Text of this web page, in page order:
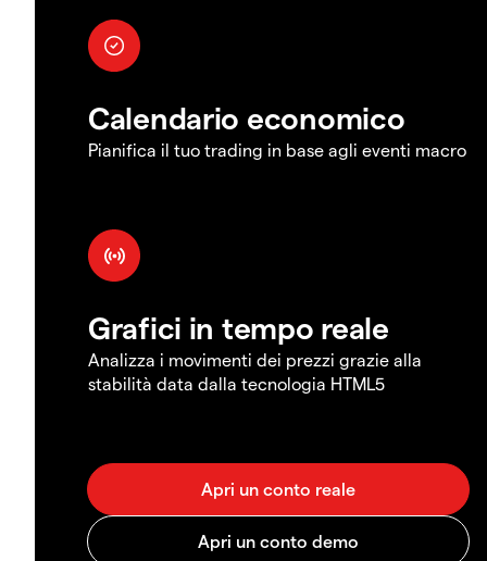
Calendario economico
Pianifica il tuo trading in base agli eventi macro
Grafici in tempo reale
Analizza i movimenti dei prezzi grazie alla
stabilità data dalla tecnologia HTML5